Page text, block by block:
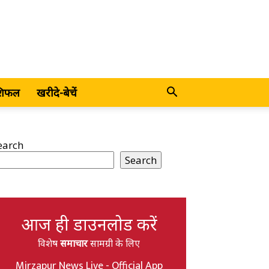
खरीदे-बेचें
Search
आज ही डाउनलोड करें
विशेषसमाचारसामग्री के लिए